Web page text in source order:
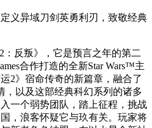
义异域刀剑英勇利刃，致敬经典
：反叛》，它是预言之年的第二
合作打造的全新Star Wars™主
2》宿命传奇的新篇章，融合了
，以及这部经典科幻系列的诸多
一个弱势团队，踏上征程，挑战
，浪客怀疑它与玖有关。玩家将